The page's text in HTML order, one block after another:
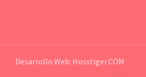
Desarrollo Web: Hosstiger.COM